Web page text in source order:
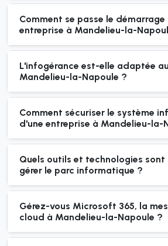
Comment se passe le démarrage
entreprise à Mandelieu-la-
L'infogérance est-elle adaptée
Mandelieu-la-Napoule ?
Comment sécuriser le système
d'une entreprise à Mandelieu-la-
Quels outils et technologies sont
gérer le parc informatique ?
Gérez-vous Microsoft 365, la
cloud à Mandelieu-la-Napoule ?